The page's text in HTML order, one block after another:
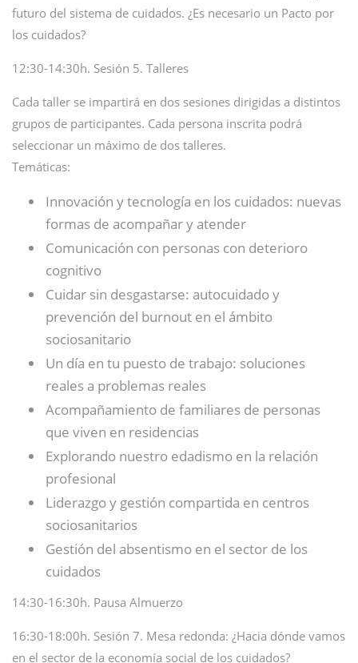
futuro del sistema de cuidados. ¿Es necesario un Pacto por
los cuidados?
12:30-14:30h. Sesión 5. Talleres
Cada taller se impartirá en dos sesiones dirigidas a distintos
grupos de participantes. Cada persona inscrita podrá
seleccionar un máximo de dos talleres.
Temáticas:
Innovación y tecnología en los cuidados: nuevas
formas de acompañar y atender
Comunicación con personas con deterioro
cognitivo
Cuidar sin desgastarse: autocuidado y
prevención del burnout en el ámbito
sociosanitario
Un día en tu puesto de trabajo: soluciones
reales a problemas reales
Acompañamiento de familiares de personas
que viven en residencias
Explorando nuestro edadismo en la relación
profesional
Liderazgo y gestión compartida en centros
sociosanitarios
Gestión del absentismo en el sector de los
cuidados
14:30-16:30h. Pausa Almuerzo
16:30-18:00h. Sesión 7. Mesa redonda: ¿Hacia dónde vamos
en el sector de la economía social de los cuidados?